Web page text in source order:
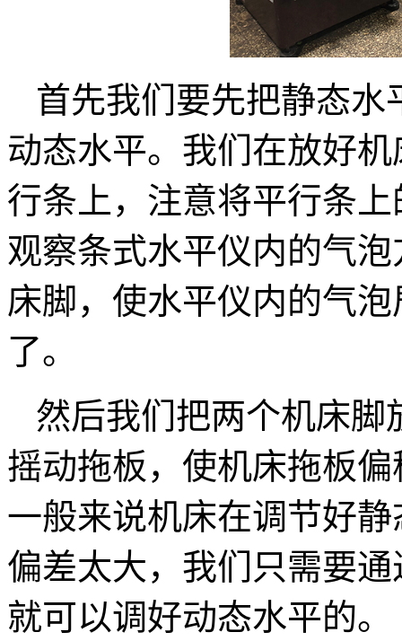
首先我们要先把静态
动态水平。我们在放好
行条上，注意将平行条
观察条式水平仪内的气
床脚，使水平仪内的气
了。
然后我们把两个机床脚
摇动拖板，使机床拖板
一般来说机床在调节好
偏差太大，我们只需要
就可以调好动态水平的。